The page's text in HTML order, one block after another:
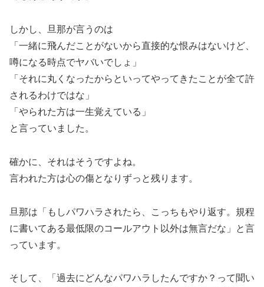
しかし、旦那が言うのは
「一緒に飛んだことがないから直接的な恨みはないけど、
噂になる時点でヤバいでしょ」
「それに丸くなったからといってやってきたことが全て許
されるわけではな」
「やられた方は一生覚えている」
と言っていました。
確かに、それはそうですよね。
言われた方は心の傷となりずっと残ります。
旦那は「もしパワハラされたら、こっちもやり返す。規程
に書いてある最低限のコールアウト以外は無言だな」と言
っています。
そして、「過去にどんなパワハラしたんですか？って聞い